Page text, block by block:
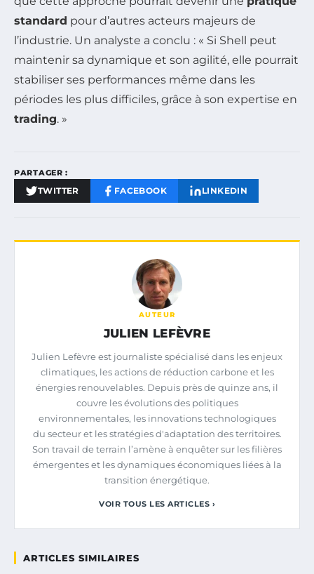
standard pour d’autres acteurs majeurs de
l’industrie. Un analyste a conclu : « Si Shell peut
maintenir sa dynamique et son agilité, elle pourrait
stabiliser ses performances même dans les
périodes les plus difficiles, grâce à son expertise en
trading. »
PARTAGER :
TWITTER FACEBOOK LINKEDIN
AUTEUR
JULIEN LEFÈVRE
Julien Lefèvre est journaliste spécialisé dans les enjeux
climatiques, les actions de réduction carbone et les
énergies renouvelables. Depuis près de quinze ans, il
couvre les évolutions des politiques
environnementales, les innovations technologiques
du secteur et les stratégies d'adaptation des territoires.
Son travail de terrain l’amène à enquêter sur les filières
émergentes et les dynamiques économiques liées à la
transition énergétique.
VOIR TOUS LES ARTICLES ›
ARTICLES SIMILAIRES